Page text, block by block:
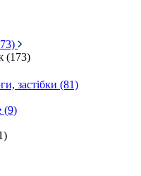
(173)
застібки (81)
(9)